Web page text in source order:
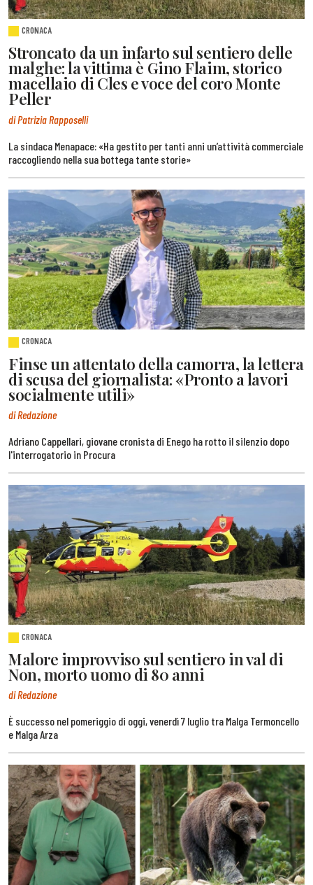
CRONACA
Stroncato da un infarto sul sentiero delle
malghe: la vittima è Gino Flaim, storico
macellaio di Cles e voce del coro Monte
Peller
di Patrizia Rapposelli
La sindaca Menapace: «Ha gestito per tanti anni un’attività commerciale
raccogliendo nella sua bottega tante storie»
CRONACA
Finse un attentato della camorra, la lettera
di scusa del giornalista: «Pronto a lavori
socialmente utili»
di Redazione
Adriano Cappellari, giovane cronista di Enego ha rotto il silenzio dopo
l'interrogatorio in Procura
CRONACA
Malore improvviso sul sentiero in val di
Non, morto uomo di 80 anni
di Redazione
È successo nel pomeriggio di oggi, venerdì 7 luglio tra Malga Termoncello
e Malga Arza